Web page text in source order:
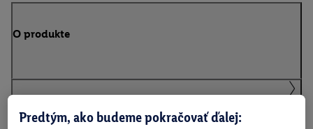
O produkte
Podrobnosti o bezpečnosti produktu
Predtým, ako budeme pokračovať ďalej: